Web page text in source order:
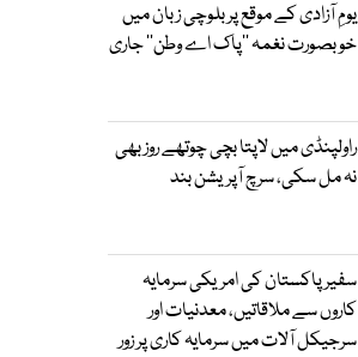
یومِ آزادی کے موقع پر بلوچی زبان میں
خوبصورت نغمہ ’’پاک اے وطن‘‘ جاری
راولپنڈی میں لاپتا بچی چوتھے روز بھی
نہ مل سکی، سرچ آپریشن بند
سفیر پاکستان کی امریکی سرمایہ
کاروں سے ملاقاتیں، معدنیات اور
سرجیکل آلات میں سرمایہ کاری پر زور